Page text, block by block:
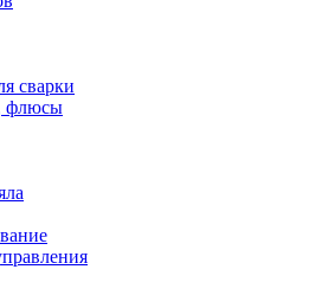
сварки
флюсы